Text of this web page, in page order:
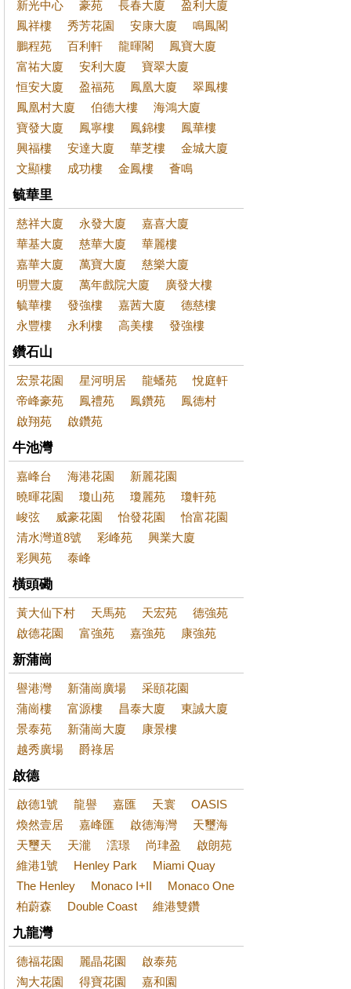
新光中心
豪苑 長春大廈
盈利大廈
鳳祥樓
秀芳花園 安康大廈
鳴鳳閣
鵬程苑
百利軒 龍暉閣
鳳寶大廈
富祐大廈
安利大廈
寶翠大廈
恒安大廈
盈福苑 鳳凰大廈
翠鳳樓
鳳凰村大廈
伯德大樓
海鴻大廈
寶發大廈
鳳寧樓 鳳錦樓
鳳華樓
興福樓
安達大廈 華芝樓
金城大廈
文顯樓
成功樓 金鳳樓 薈鳴
毓華里
慈祥大廈 永發大廈
嘉喜大廈
華基大廈
慈華大廈
華麗樓
嘉華大廈
萬寶大廈
慈樂大廈
明豐大廈
萬年戲院大廈
廣發大樓
毓華樓
發強樓 嘉茜大廈
德慈樓
永豐樓
永利樓 高美樓 發強樓
鑽石山
宏景花園 星河明居 龍蟠苑
悅庭軒
帝峰豪苑
鳳禮苑 鳳鑽苑
鳳德村
啟翔苑
啟鑽苑
牛池灣
嘉峰台 海港花園
新麗花園
曉暉花園
瓊山苑 瓊麗苑
瓊軒苑
峻弦
威豪花園 怡發花園
怡富花園
清水灣道8號
彩峰苑
興業大廈
彩興苑
泰峰
橫頭磡
黃大仙下村 天馬苑 天宏苑
德強苑
啟德花園
富強苑 嘉強苑 康強苑
新蒲崗
譽港灣 新蒲崗廣場
采頤花園
蒲崗樓
富源樓 昌泰大廈
東誠大廈
景泰苑
新蒲崗大廈
康景樓
越秀廣場
爵祿居
啟德
啟德1號 龍譽 嘉匯 天寰
OASIS
煥然壹居
嘉峰匯 啟德海灣
天璽海
天璽天
天瀧 澐璟 尚珒盈
啟朗苑
維港1號
Henley Park
Miami Quay
The Henley
Monaco I+II
Monaco One
柏蔚森
Double Coast 維港雙鑽
九龍灣
德福花園 麗晶花園
啟泰苑
淘大花園
得寶花園 嘉和園